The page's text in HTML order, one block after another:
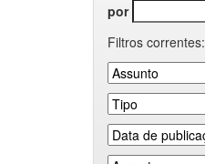
por
Filtros correntes: